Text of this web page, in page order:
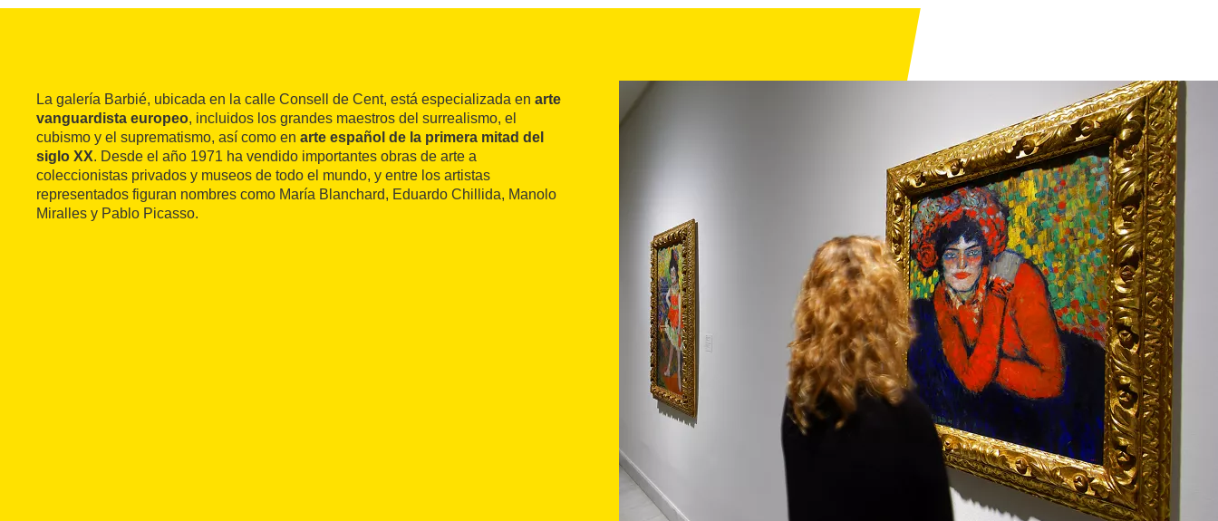
La galería Barbié, ubicada en la calle Consell de Cent, está especializada en arte
vanguardista europeo, incluidos los grandes maestros del surrealismo, el
cubismo y el suprematismo, así como en arte español de la primera mitad del
siglo XX. Desde el año 1971 ha vendido importantes obras de arte a
coleccionistas privados y museos de todo el mundo, y entre los artistas
representados figuran nombres como María Blanchard, Eduardo Chillida, Manolo
Miralles y Pablo Picasso.